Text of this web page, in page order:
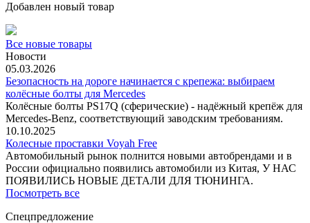
Добавлен новый товар
Все новые товары
Новости
05.03.2026
Безопасность на дороге начинается с крепежа: выбираем
колёсные болты для Mercedes
Колёсные болты PS17Q (сферические) - надёжный крепёж для
Mercedes‑Benz, соответствующий заводским требованиям.
10.10.2025
Колесные проставки Voyah Free
Автомобильный рынок полнится новыми автобрендами и в
России официально появились автомобили из Китая, У НАС
ПОЯВИЛИСЬ НОВЫЕ ДЕТАЛИ ДЛЯ ТЮНИНГА.
Посмотреть все
Спецпредложение